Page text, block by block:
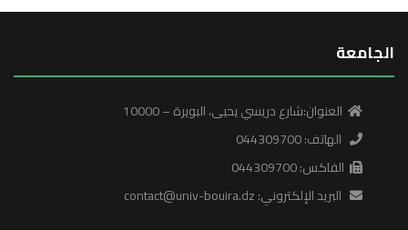
الجامعة
العنوان:شارع دريسي يحيى، البويرة – 10000
الهاتف: 044309700
الفاكس: 044309700
البريد الإلكتروني: contact@univ-bouira.dz